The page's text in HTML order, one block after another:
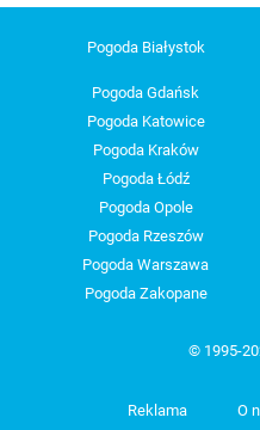
Pogoda Białystok
Pogoda Gdańsk
Pogoda Katowice
Pogoda Kraków
Pogoda Łódź
Pogoda Opole
Pogoda Rzeszów
Pogoda Warszawa
Pogoda Zakopane
© 1995-
Reklama O